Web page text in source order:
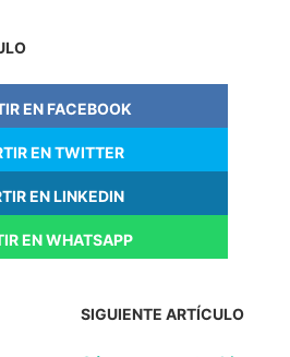
EN FACEBOOK
EN TWITTER
EN LINKEDIN
EN WHATSAPP
SIGUIENTE ARTÍCULO